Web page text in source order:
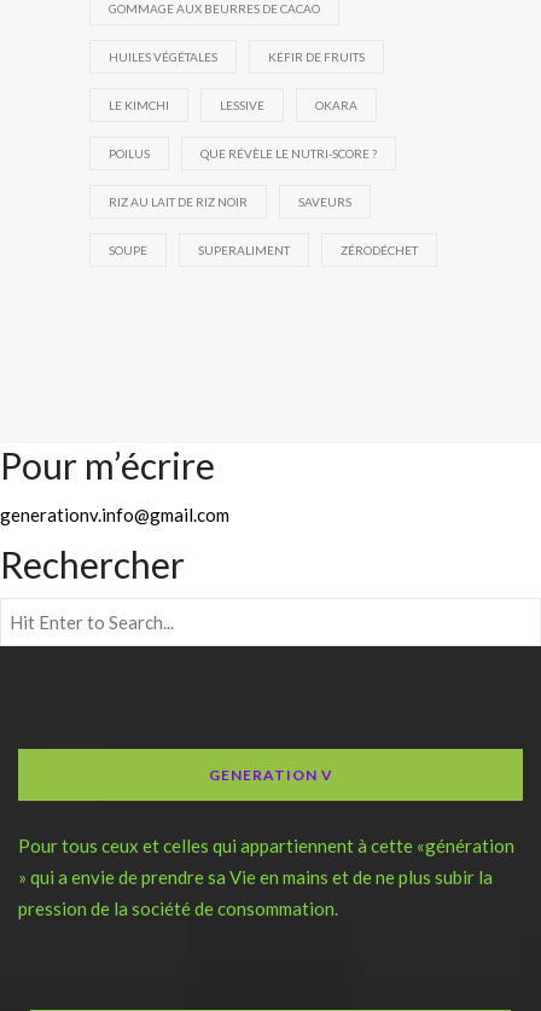
GOMMAGE AUX BEURRES DE CACAO
HUILES VÉGÉTALES KÉFIR DE FRUITS
LE KIMCHI LESSIVE OKARA
POILUS QUE RÉVÈLE LE NUTRI-SCORE ?
RIZ AU LAIT DE RIZ NOIR SAVEURS
SOUPE SUPERALIMENT ZÉRODÉCHET
Pour m’écrire
generationv.info@gmail.com
Rechercher
GENERATION V
Pour tous ceux et celles qui appartiennent à cette «génération
» qui a envie de prendre sa Vie en mains et de ne plus subir la
pression de la société de consommation.